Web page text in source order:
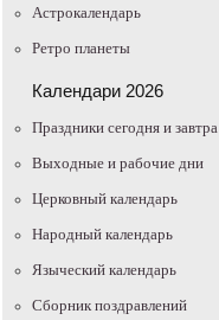
Астрокалендарь
Ретро планеты
Календари 2026
Праздники сегодня и завтра
Выходные и рабочие дни
Церковный календарь
Народный календарь
Языческий календарь
Сборник поздравлений